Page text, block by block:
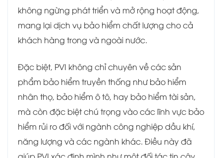
không ngừng phát triển và mở rộng hoạt động,
mang lại dịch vụ bảo hiểm chất lượng cho cả
khách hàng trong và ngoài nước.
Đặc biệt, PVI không chỉ chuyên về các sản
phẩm bảo hiểm truyền thống như bảo hiểm
nhân thọ, bảo hiểm ô tô, hay bảo hiểm tài sản,
mà còn đặc biệt chú trọng vào các lĩnh vực bảo
hiểm rủi ro đối với ngành công nghiệp dầu khí,
năng lượng và các ngành khác. Điều này đã